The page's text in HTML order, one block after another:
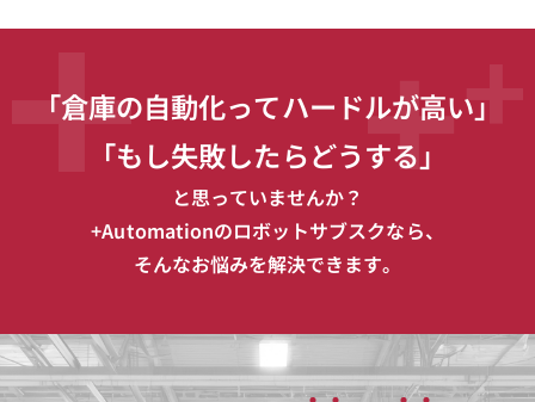
「倉庫の自動化ってハードルが高い」
「もし失敗したらどうする」
と思っていませんか？
+Automationのロボットサブスクなら、
そんなお悩みを解決できます。